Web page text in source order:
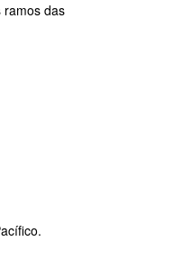
ramos das